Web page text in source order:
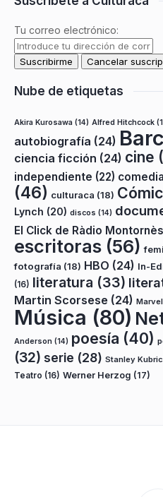
Tu correo electrónico:
Nube de etiquetas
Akira Kurosawa (14) Alfred Hitchcock
autobiografía (24)
ciencia ficción (24) cine
independiente (22) comedia
(46) culturaca (18) Cómic
Lynch (20) discos (14)
El Click de Ràdio Montornès
escritoras (56)
fotografía (18) HBO (24) In-
(16) literatura (33)
Martin Scorsese (24) Marvel
Música (80)
Anderson (14) poesía (40)
(32) serie (28) Stanley
Teatro (16) Werner Herzog (17)